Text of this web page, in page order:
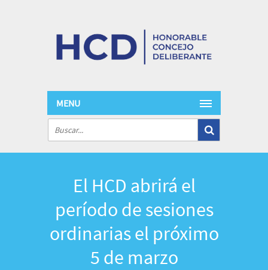
MENU
El HCD abrirá el
período de sesiones
ordinarias el próximo
5 de marzo